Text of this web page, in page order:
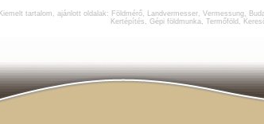
Kiemelt tartalom, ajánlott oldalak: Földmérő, Landvermesser, Vermessung,
Kertépítés , Gépi földmunka, Termőföld ,